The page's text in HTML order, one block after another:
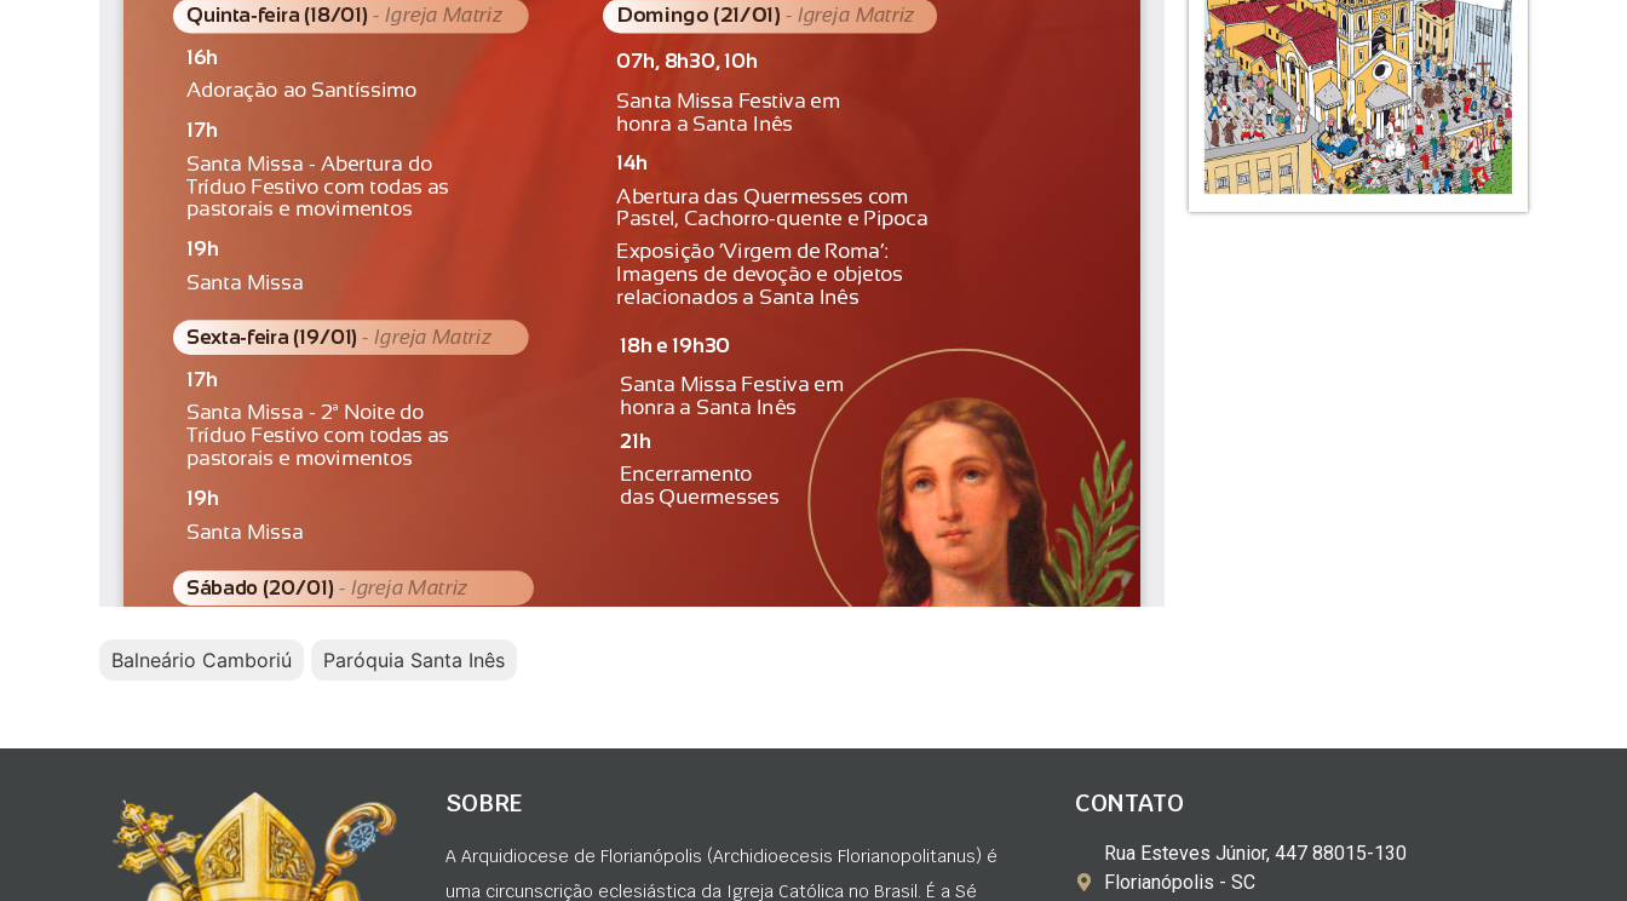
Balneário Camboriú Paróquia Santa Inês
SOBRE
A Arquidiocese de Florianópolis (Archidioecesis Florianopolitanus) é
uma circunscrição eclesiástica da Igreja Católica no Brasil. É a Sé
CONTATO
Rua Esteves Júnior, 447 88015-130
Florianópolis - SC